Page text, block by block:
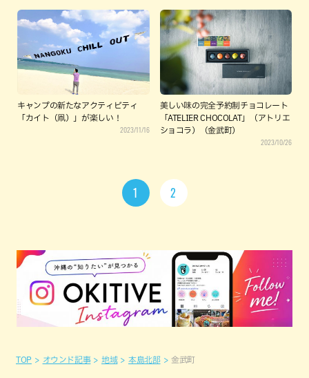
キャンプの新たなアクティビティ
「カイト（凧）」が楽しい！
2023/11/16
美しい味の完全予約制チョコレート
「ATELIER CHOCOLAT」（アトリエ
ショコラ）（金武町）
2023/10/26
1 2
TOP オウンド記事 地域 本島北部 金武町